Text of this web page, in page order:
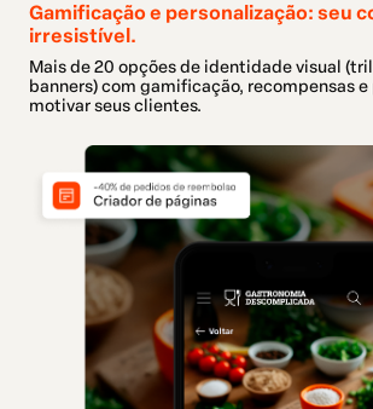
Gamificação e personalização: seu
irresistível.
Mais de 20 opções de identidade visual
banners) com gamificação, recompensas e
motivar seus clientes.